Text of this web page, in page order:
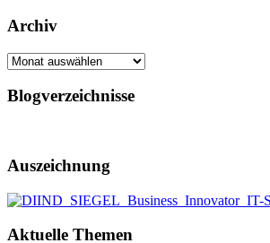
Archiv
Archiv
Blogverzeichnisse
Auszeichnung
Aktuelle Themen